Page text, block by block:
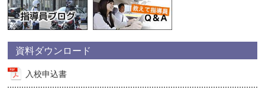
資料ダウンロード
入校申込書